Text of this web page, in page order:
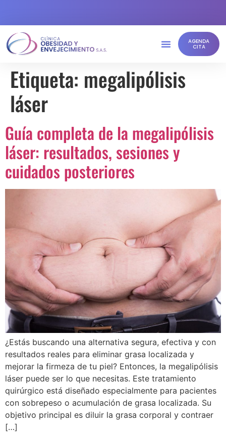
AGENDA
CITA
Etiqueta: megalipólisis
láser
Guía completa de la megalipólisis
láser: resultados, sesiones y
cuidados posteriores
¿Estás buscando una alternativa segura, efectiva y con
resultados reales para eliminar grasa localizada y
mejorar la firmeza de tu piel? Entonces, la megalipólisis
láser puede ser lo que necesitas. Este tratamiento
quirúrgico está diseñado especialmente para pacientes
con sobrepeso o acumulación de grasa localizada. Su
objetivo principal es diluir la grasa corporal y contraer
[…]